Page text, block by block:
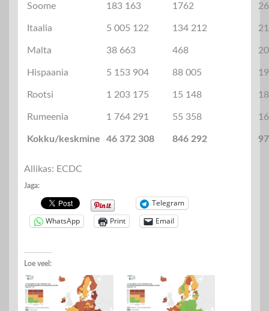
Soome 183 163 1762
Itaalia 5 005 122 134 212
Malta 38 663 468
Hispaania 5 153 904 88 005
Rootsi 1 203 175 15 148
Rumeenia 1 764 291 55 358
Kokku/keskmine 46 372 308 846 292
Allikas: ECDC
Jaga:
Telegram
WhatsApp
Print Email
Loe veel: